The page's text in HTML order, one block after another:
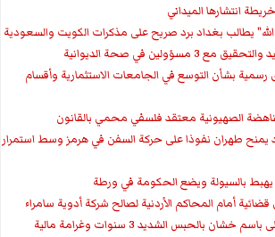
انتشارها الميداني
يطالب بغداد برد صريح على مذكرات الكويت والسعودية
في صحة الديوانية
بشأن التوسع في الجامعات الاستثمارية وأقسام
الصهيونية معتقد فلسفي محمي بالقانون
يمنح طهران نفوذا على حركة السفن في هرمز وسط استمرار
يهبط بالسيولة ويضع الحكومة في ورطة
أمام المحاكم الأردنية لصالح شركة أدوية سامراء
بالحبس الشديد 3 سنوات وغرامة مالية